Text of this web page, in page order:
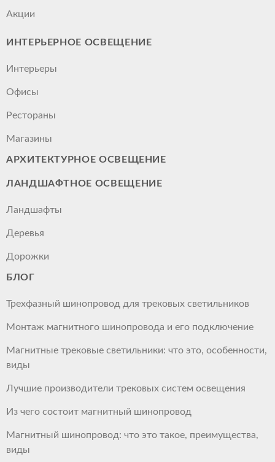
Акции
ИНТЕРЬЕРНОЕ ОСВЕЩЕНИЕ
Интерьеры
Офисы
Рестораны
Магазины
АРХИТЕКТУРНОЕ ОСВЕЩЕНИЕ
ЛАНДШАФТНОЕ ОСВЕЩЕНИЕ
Ландшафты
Деревья
Дорожки
БЛОГ
Трехфазный шинопровод для трековых светильников
Монтаж магнитного шинопровода и его подключение
Магнитные трековые светильники: что это, особенности,
виды
Лучшие производители трековых систем освещения
Из чего состоит магнитный шинопровод
Магнитный шинопровод: что это такое, преимущества,
виды